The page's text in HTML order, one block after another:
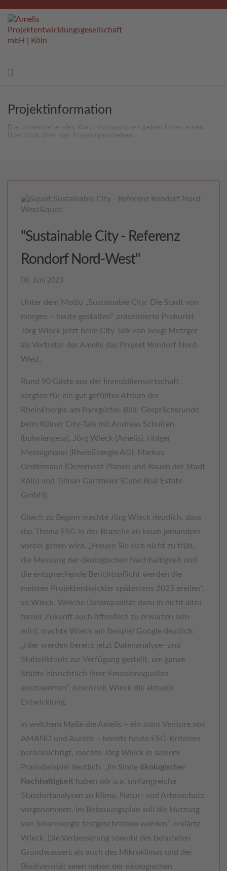
Projektinformation
Die untenstehenden Kurzinformationen geben Ihnen einen
Überblick über das Projektgeschehen.
"Sustainable City - Referenz
Rondorf Nord-West"
08. Juni 2023
Unter dem Motto „Sustainable City: Die Stadt von
morgen – heute gestalten“ präsentierte Prokurist
Jörg Wieck jetzt beim City Talk von Sevgi Metzger
als Vertreter der Amelis das Projekt Rondorf Nord-
West.
Rund 90 Gäste aus der Immobilienwirtschaft
sorgten für ein gut gefülltes Atrium der
RheinEnergie am Parkgürtel. Bild: Gesprächsrunde
beim Kölner City-Talk mit Andreas Schulten
(bulwiengesa), Jörg Wieck (Amelis), Holger
Mennigmann (RheinEnergie AG), Markus
Greitemann (Dezernent Planen und Bauen der Stadt
Köln) und Tilman Gartmeier (Cube Real Estate
GmbH).
Gleich zu Beginn machte Jörg Wieck deutlich, dass
das Thema ESG in der Branche an kaum jemandem
vorbei gehen wird. „Freuen Sie sich nicht zu früh,
die Messung der ökologischen Nachhaltigkeit und
die entsprechende Berichtspflicht werden die
meisten Projektentwickler spätestens 2025 ereilen“,
so Wieck. Welche Datenqualität dazu in nicht allzu
ferner Zukunft auch öffentlich zu erwarten sein
wird, machte Wieck am Beispiel Google deutlich:
„Hier werden bereits jetzt Datenanalyse- und
Statistiktools zur Verfügung gestellt, um ganze
Städte hinsichtlich ihrer Emissionsquellen
auszuwerten“, beschrieb Wieck die aktuelle
Entwicklung.
In welchem Maße die Amelis – ein Joint Venture von
AMAND und Aurelis – bereits heute ESG-Kriterien
berücksichtigt, machte Jörg Wieck in seinem
Praxisbeispiel deutlich. „Im Sinne ökologischer
Nachhaltigkeit haben wir u.a. umfangreiche
Standortanalysen zu Klima, Natur- und Artenschutz
vorgenommen, im Bebauungsplan soll die Nutzung
von Solarenergie festgeschrieben werden“, erklärte
Wieck. Die Verbesserung sowohl des belasteten
Grundwassers als auch des Mikroklimas und der
Biodiversität seien neben der ökologischen